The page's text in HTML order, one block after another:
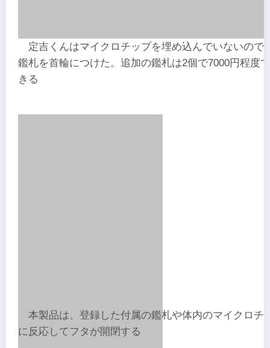
定吉くんはマイクロチップを埋め込んでいないので
鑑札を首輪につけた。追加の鑑札は2個で7000円程度
きる
本製品は、登録した付属の鑑札や体内のマイクロチ
に反応してフタが開閉する